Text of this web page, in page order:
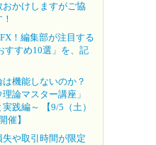
おかけしますがご協
！編集部が注目する
すすめ10選」を、記
機能しないのか？
論マスター講座」
践編～ 【9/5（土）
催】
や取引時間が限定